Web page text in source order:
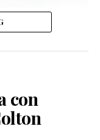
la última
a favor, dos en
las
con